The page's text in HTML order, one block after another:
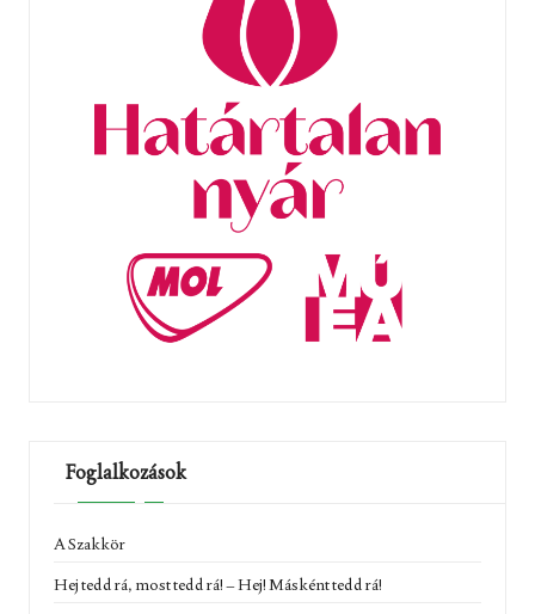
Foglalkozások
A Szakkör
Hej tedd rá, most tedd rá! – Hej! Másként tedd rá!